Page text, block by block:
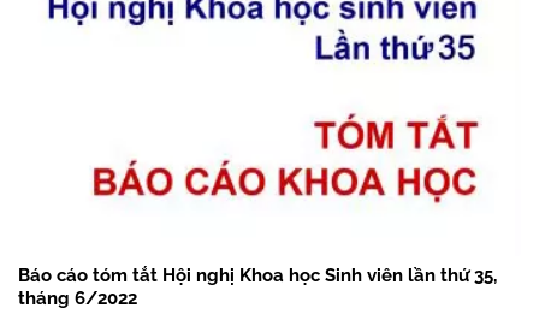
Báo cáo tóm tắt Hội nghị Khoa học Sinh viên lần thứ 35,
tháng 6/2022